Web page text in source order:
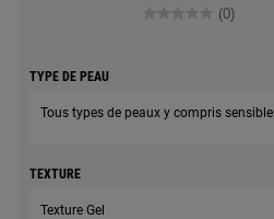
(0)
TYPE DE PEAU
Tous types de peaux y compris
TEXTURE
Texture Gel